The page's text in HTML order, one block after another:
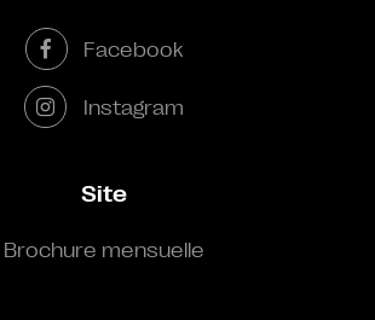
Facebook
Instagram
Site
Brochure mensuelle